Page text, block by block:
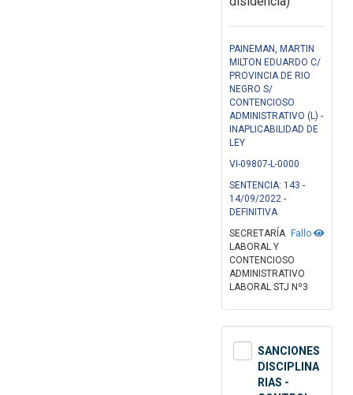
PAINEMAN, MARTIN
MILTON EDUARDO C/
PROVINCIA DE RIO
NEGRO S/
CONTENCIOSO
ADMINISTRATIVO (L) -
INAPLICABILIDAD DE
LEY
VI-09807-L-0000
SENTENCIA: 143 -
14/09/2022 -
DEFINITIVA
Fallo
SECRETARÍA
LABORAL Y
CONTENCIOSO
ADMINISTRATIVO
LABORAL STJ Nº3
SANCIONES
DISCIPLINA
RIAS -